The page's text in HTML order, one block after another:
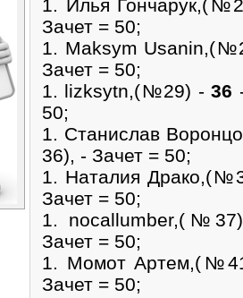
1. Илья
Зачет = 50;
1. Maksym
Зачет = 50;
1. lizksytn,(№29) -36
50;
1. Станислав
36), - Зачет = 50;
1. Наталия
Зачет = 50;
1.
Зачет = 50;
1. Момот
Зачет = 50;